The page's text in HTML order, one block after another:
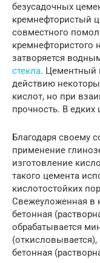
безусадочных
кремнефтористый
совместного
кремнефтористого
затворяется
стекла. Цементный
действию
кислот, но при
прочность. В
Благодаря своему
применение
изготовление
такого цемента
кислотостойких
Свежеуложенная в
бетонная
обрабатывается
бетонная